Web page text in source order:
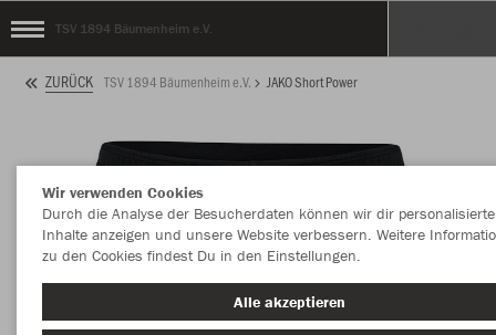
TSV 1894 Bäumenheim e.V.
ZURÜCK TSV 1894 Bäumenheim e.V. JAKO Short Power
Wir verwenden Cookies
Durch die Analyse der Besucherdaten können wir dir personalisierte
Inhalte anzeigen und unsere Website verbessern. Weitere
zu den Cookies findest Du in den Einstellungen.
Alle akzeptieren